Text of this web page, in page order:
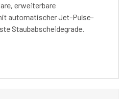
erweiterbare
automatischer Jet-Pulse-
Staubabscheidegrade.